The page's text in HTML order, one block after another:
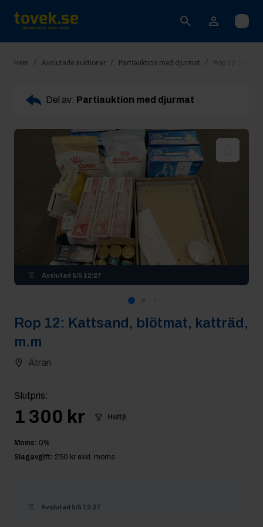
Öppna
Hem / Avslutade auktioner / Partiauktion med djurmat / Rop 12:
Del av: Partiauktion med djurmat
Avslutad 5/5 12:27
Rop 12: Kattsand, blötmat, katträd,
m.m
Ätran
Slutpris:
1 300 kr Hultji
Moms: 0%
Slagavgift: 250 kr exkl. moms
Avslutad 5/5 12:27